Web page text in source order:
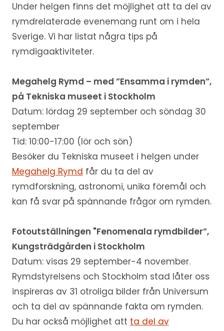
Under helgen finns det möjlighet att ta del av
rymdrelaterade evenemang runt om i hela
Sverige. Vi har listat några tips på
rymdigaaktiviteter.
Megahelg Rymd – med ”Ensamma i rymden”,
på Tekniska museet i Stockholm
Datum: lördag 29 september och söndag 30
september
Tid: 10:00-17:00 (lör och sön)
Besöker du Tekniska museet i helgen under
Megahelg Rymd får du ta del av
rymdforskning, astronomi, unika föremål och
kan få svar på spännande frågor om rymden.
Fotoutställningen "Fenomenala rymdbilder”,
Kungsträdgården i Stockholm
Datum: visas 29 september-4 november.
Rymdstyrelsens och Stockholm stad låter oss
inspireras av 31 otroliga bilder från Universum
och ta del av spännande fakta om rymden.
Du har också möjlighet att ta del av